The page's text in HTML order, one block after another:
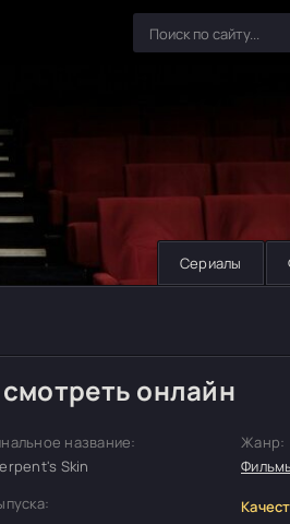
Сериалы
онлайн
название:
Skin
Жанр: